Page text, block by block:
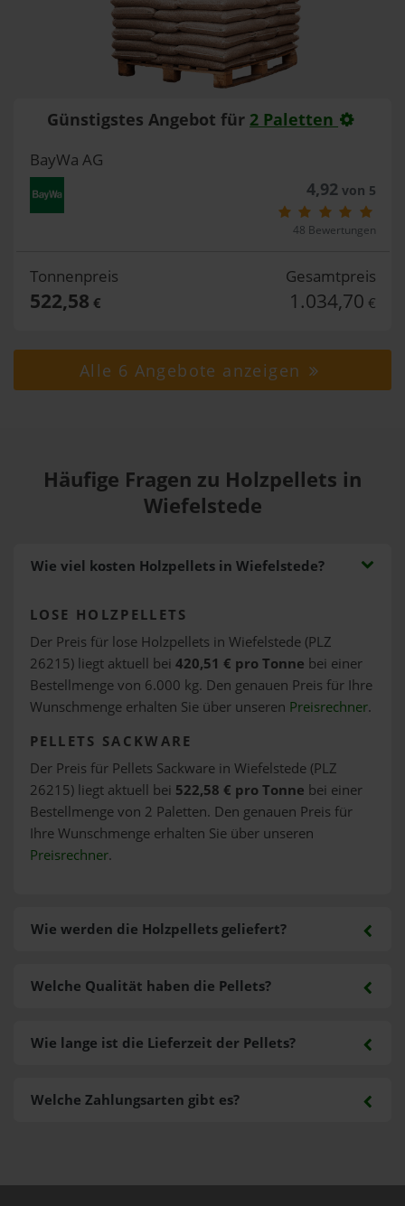
Günstigstes Angebot für 2 Paletten
BayWa AG
4,92von 5
48 Bewertungen
Tonnenpreis
522,58 €
Gesamtpreis
1.034,70 €
Alle 6 Angebote anzeigen
Häufige Fragen zu Holzpellets in
Wiefelstede
Wie viel kosten Holzpellets in Wiefelstede?
LOSE HOLZPELLETS
Der Preis für lose Holzpellets in Wiefelstede (PLZ
26215) liegt aktuell bei 420,51 € pro Tonne bei einer
Bestellmenge von 6.000 kg. Den genauen Preis für Ihre
Wunschmenge erhalten Sie über unseren Preisrechner.
PELLETS SACKWARE
Der Preis für Pellets Sackware in Wiefelstede (PLZ
26215) liegt aktuell bei 522,58 € pro Tonne bei einer
Bestellmenge von 2 Paletten. Den genauen Preis für
Ihre Wunschmenge erhalten Sie über unseren
Preisrechner.
Wie werden die Holzpellets geliefert?
Welche Zahlungsarten gibt es?
Welche Qualität haben die Pellets?
Wie lange ist die Lieferzeit der Pellets?